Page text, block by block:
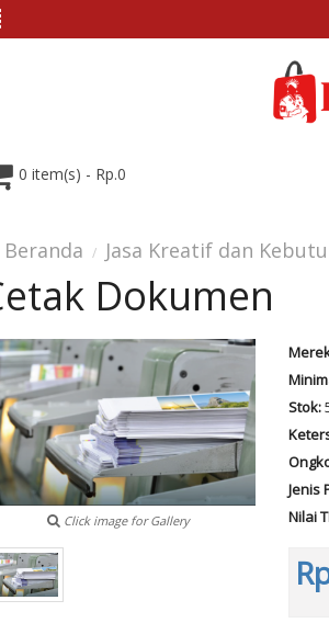
0 item(s) - Rp.0
Beranda Jasa Kreatif dan
Dokumen
Click image for Gallery
Stok:
Jenis
Nilai